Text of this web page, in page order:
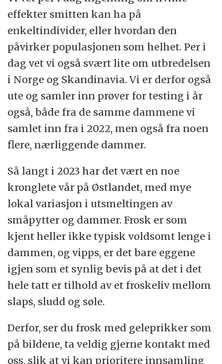
effekter smitten kan ha på
enkeltindivider, eller hvordan den
påvirker populasjonen som helhet. Per i
dag vet vi også svært lite om utbredelsen
i Norge og Skandinavia. Vi er derfor også
ute og samler inn prøver for testing i år
også, både fra de samme dammene vi
samlet inn fra i 2022, men også fra noen
flere, nærliggende dammer.
Så langt i 2023 har det vært en noe
kronglete vår på Østlandet, med mye
lokal variasjon i utsmeltingen av
småpytter og dammer. Frosk er som
kjent heller ikke typisk voldsomt lenge i
dammen, og vipps, er det bare eggene
igjen som et synlig bevis på at det i det
hele tatt er tilhold av et froskeliv mellom
slaps, sludd og søle.
Derfor, ser du frosk med geleprikker som
på bildene, ta veldig gjerne kontakt med
oss, slik at vi kan prioritere innsamling